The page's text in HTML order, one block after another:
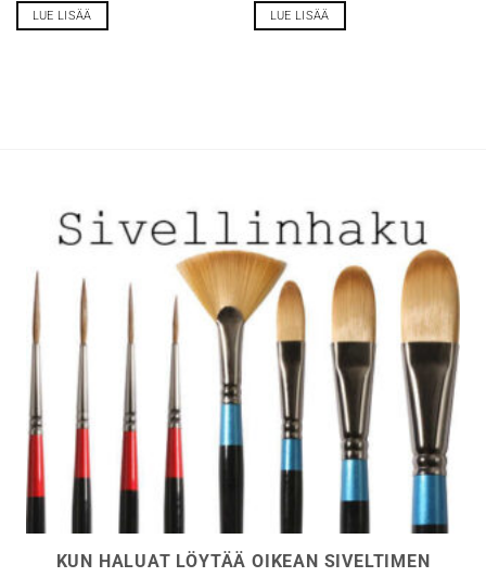
LUE LISÄÄ LUE LISÄÄ
KUN HALUAT LÖYTÄÄ OIKEAN SIVELTIMEN